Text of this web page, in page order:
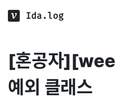
Ida.log
[혼공자
예외 클래스